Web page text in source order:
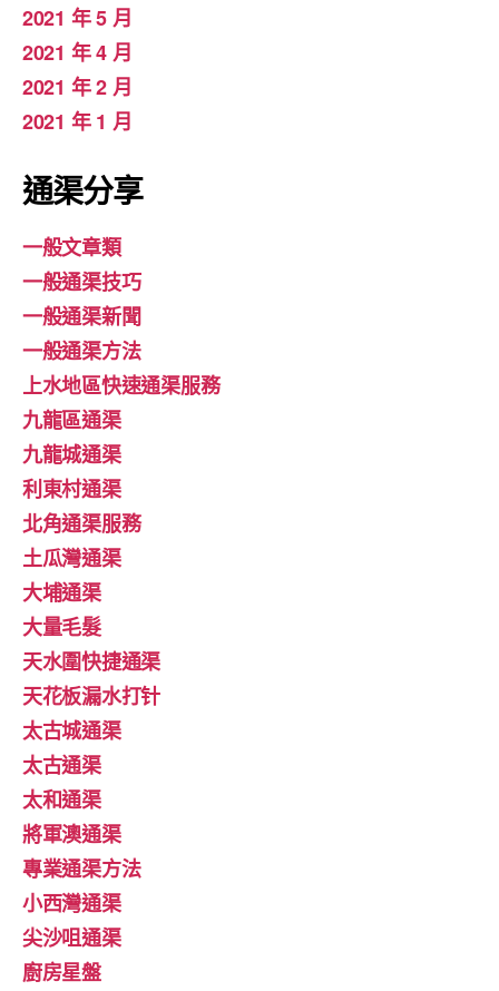
2021 年 5 月
2021 年 4 月
2021 年 2 月
2021 年 1 月
通渠分享
一般文章類
一般通渠技巧
一般通渠新聞
一般通渠方法
上水地區快速通渠服務
九龍區通渠
九龍城通渠
利東村通渠
北角通渠服務
土瓜灣通渠
大埔通渠
大量毛髮
天水圍快捷通渠
天花板漏水打针
太古城通渠
太古通渠
太和通渠
將軍澳通渠
專業通渠方法
小西灣通渠
尖沙咀通渠
廚房星盤